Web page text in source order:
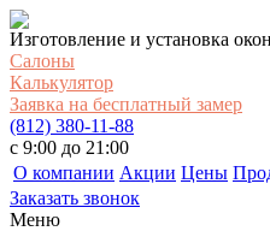
Изготовление и установка
Салоны
Калькулятор
Заявка на бесплатный замер
(812) 380-11-88
c 9:00 до 21:00
О компании Акции Цены
Заказать звонок
Меню